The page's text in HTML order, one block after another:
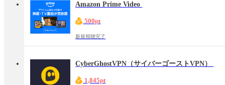
Amazon Prime Video
500pt
新規視聴完了
CyberGhostVPN（サイバーゴーストVPN）
1,845pt